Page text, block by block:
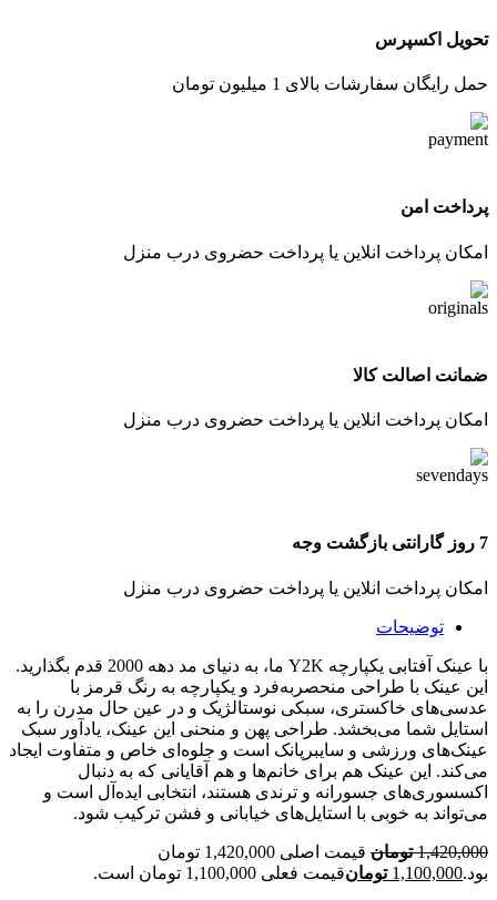
تحویل اکسپرس
حمل رایگان سفارشات بالای 1 میلیون تومان
پرداخت امن
امکان پرداخت انلاین یا پرداخت حضروی درب منزل
ضمانت اصالت کالا
امکان پرداخت انلاین یا پرداخت حضروی درب منزل
7 روز گارانتی بازگشت وجه
امکان پرداخت انلاین یا پرداخت حضروی درب منزل
توضیحات
با عینک آفتابی یکپارچه Y2K ما، به دنیای مد دهه 2000 قدم بگذارید.
این عینک با طراحی منحصربه‌فرد و یکپارچه به رنگ قرمز با
عدسی‌های خاکستری، سبکی نوستالژیک و در عین حال مدرن را به
استایل شما می‌بخشد. طراحی پهن و منحنی این عینک، یادآور سبک
عینک‌های ورزشی و سایبرپانک است و جلوه‌ای خاص و متفاوت ایجاد
می‌کند. این عینک هم برای خانم‌ها و هم آقایانی که به دنبال
اکسسوری‌های جسورانه و ترندی هستند، انتخابی ایده‌آل است و
می‌تواند به خوبی با استایل‌های خیابانی و فشن ترکیب شود.
1,420,000 تومان
قیمت اصلی 1,420,000 تومان
بود.1,100,000 تومانقیمت فعلی 1,100,000 تومان است.